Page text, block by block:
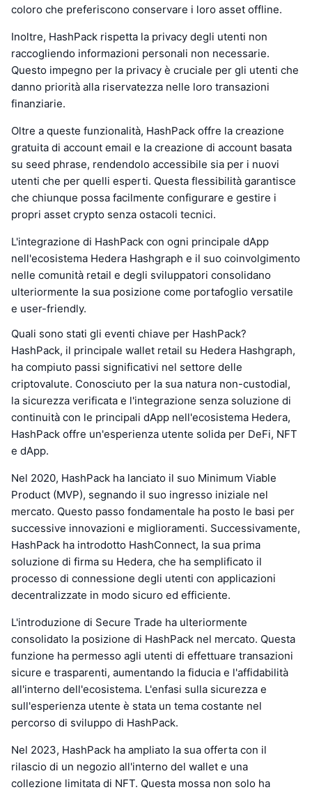
coloro che preferiscono conservare i loro asset offline.
Inoltre, HashPack rispetta la privacy degli utenti non
raccogliendo informazioni personali non necessarie.
Questo impegno per la privacy è cruciale per gli utenti che
danno priorità alla riservatezza nelle loro transazioni
finanziarie.
Oltre a queste funzionalità, HashPack offre la creazione
gratuita di account email e la creazione di account basata
su seed phrase, rendendolo accessibile sia per i nuovi
utenti che per quelli esperti. Questa flessibilità garantisce
che chiunque possa facilmente configurare e gestire i
propri asset crypto senza ostacoli tecnici.
L'integrazione di HashPack con ogni principale dApp
nell'ecosistema Hedera Hashgraph e il suo coinvolgimento
nelle comunità retail e degli sviluppatori consolidano
ulteriormente la sua posizione come portafoglio versatile
e user-friendly.
Quali sono stati gli eventi chiave per HashPack?
HashPack, il principale wallet retail su Hedera Hashgraph,
ha compiuto passi significativi nel settore delle
criptovalute. Conosciuto per la sua natura non-custodial,
la sicurezza verificata e l'integrazione senza soluzione di
continuità con le principali dApp nell'ecosistema Hedera,
HashPack offre un'esperienza utente solida per DeFi, NFT
e dApp.
Nel 2020, HashPack ha lanciato il suo Minimum Viable
Product (MVP), segnando il suo ingresso iniziale nel
mercato. Questo passo fondamentale ha posto le basi per
successive innovazioni e miglioramenti. Successivamente,
HashPack ha introdotto HashConnect, la sua prima
soluzione di firma su Hedera, che ha semplificato il
processo di connessione degli utenti con applicazioni
decentralizzate in modo sicuro ed efficiente.
L'introduzione di Secure Trade ha ulteriormente
consolidato la posizione di HashPack nel mercato. Questa
funzione ha permesso agli utenti di effettuare transazioni
sicure e trasparenti, aumentando la fiducia e l'affidabilità
all'interno dell'ecosistema. L'enfasi sulla sicurezza e
sull'esperienza utente è stata un tema costante nel
percorso di sviluppo di HashPack.
Nel 2023, HashPack ha ampliato la sua offerta con il
rilascio di un negozio all'interno del wallet e una
collezione limitata di NFT. Questa mossa non solo ha